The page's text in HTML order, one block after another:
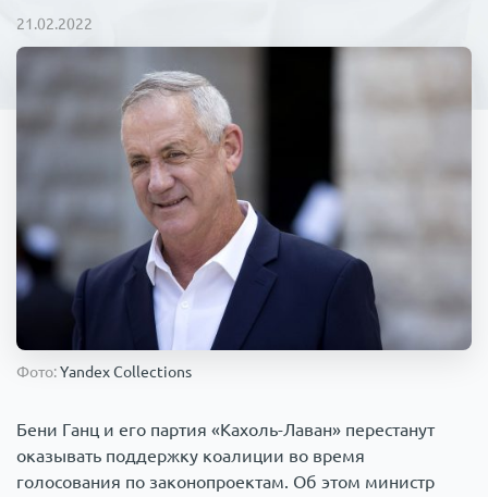
Экономика
Общество
Коронавирус
Происшествия
ЧП И КРИМИНАЛ
1000 мелочей
21.02.2022
Фото:Yandex Collections
Бени Ганц и его партия «Кахоль-Лаван» перестанут
оказывать поддержку коалиции во время
голосования по законопроектам. Об этом министр